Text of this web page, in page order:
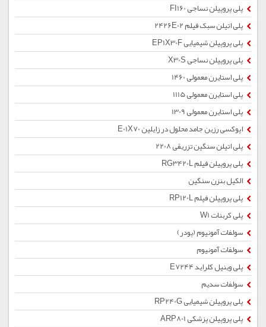
پلی پروپیلن نساجی FI160
پلی اتیلن سبک فیلم 2426E02
پلی پروپیلن شیمیایی EP1X30F
پلی پروپیلن نساجی X30S
پلی استایرن معمولی 1460
پلی استایرن معمولی 1115
پلی استایرن معمولی 1309
اپوکسی رزین جامد محلول در زایلین E01X70
پلی اتیلن سنگین تزریقی 2208
پلی پروپیلن فیلم RG3420L
الکیل بنزن سنگین
پلی پروپیلن فیلم RP120L
پلی کربنات W1
سولفات آمونیوم (پودر)
سولفات آمونیوم
پلی وینیل کلراید E7244
سولفات سدیم
پلی پروپیلن شیمیایی RP240G
پلی پروپیلن پزشکی ARP801